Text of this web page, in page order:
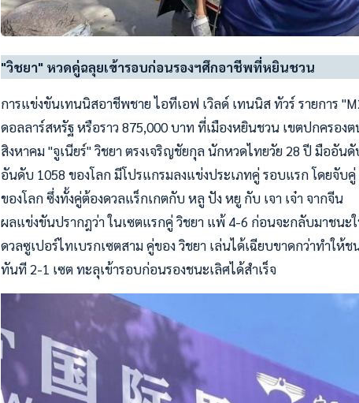
"วิชยา" หวดคู่ฉลุยเข้ารอบก่อนรองฯศึกอาชีพที่หยินชวน
การแข่งขันเทนนิสอาชีพชาย ไอทีเอฟ เวิลด์ เทนนิส ทัวร์ รายการ
ดอลลาร์สหรัฐ หรือราว 875,000 บาท ที่เมืองหยินชวน เขตปกครอง
สิงหาคม "จูเนียร์" วิชยา ตรงเจริญชัยกุล นักหวดไทยวัย 28 ปี มืออัน
อันดับ 1058 ของโลก มีโปรแกรมลงแข่งประเภทคู่ รอบแรก โดยจั
ของโลก ซึ่งทั้งคู่ต้องดวลแร็กเกตกับ หลู ปัง หยู กับ เจา เจ๋า จากจีน
ผลแข่งขันปรากฎว่า ในเซตแรกคู่ วิชยา แพ้ 4-6 ก่อนจะกลับมาชนะ
ดวลซูเปอร์ไทเบรกเซตสาม คู่ของ วิชยา เล่นได้เฉียบขาดกว่าทำให้
ทันที 2-1 เซต ทะลุเข้ารอบก่อนรองชนะเลิศได้สำเร็จ